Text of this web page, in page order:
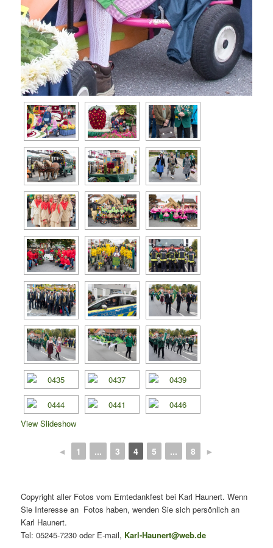
View Slideshow
◄ 1 ... 3 4 5 ... 8 ►
Copyright aller Fotos vom Erntedankfest bei Karl Haunert. Wenn
Sie Interesse an Fotos haben, wenden Sie sich persönlich an
Karl Haunert.
Tel: 05245-7230 oder E-mail, Karl-Haunert@web.de